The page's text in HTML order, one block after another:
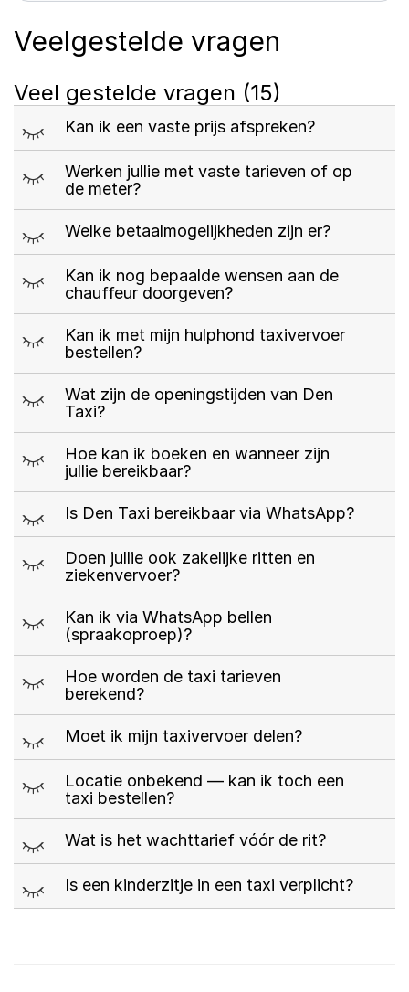
Veelgestelde vragen
Veel gestelde vragen (15)
m Kan ik een vaste prijs afspreken?
m
Werken jullie met vaste tarieven of op
de meter?
m Welke betaalmogelijkheden zijn er?
m
Kan ik nog bepaalde wensen aan de
chauffeur doorgeven?
m
Kan ik met mijn hulphond taxivervoer
bestellen?
m
Wat zijn de openingstijden van Den
Taxi?
m
Hoe kan ik boeken en wanneer zijn
jullie bereikbaar?
m Is Den Taxi bereikbaar via WhatsApp?
m
Doen jullie ook zakelijke ritten en
ziekenvervoer?
m
Kan ik via WhatsApp bellen
(spraakoproep)?
m
Hoe worden de taxi tarieven
berekend?
m Moet ik mijn taxivervoer delen?
m
Locatie onbekend — kan ik toch een
taxi bestellen?
m Wat is het wachttarief vóór de rit?
m Is een kinderzitje in een taxi verplicht?